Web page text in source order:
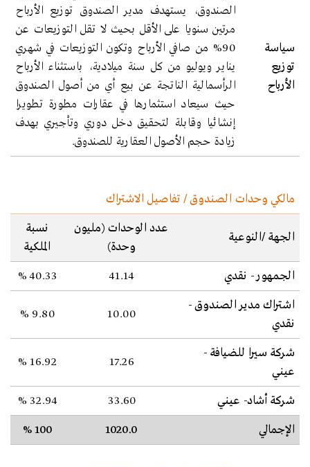
سياسة
توزيع
الأرباح
الصندوق، يستهدف مدير الصندوق توزيع الأرباح
مرتين سنويا على الأقل بحيث لا تقل التوزيعات عن
90% من صافي الأرباح وتكون التوزيعات في شهري
يناير ويوليو من كل سنة ميلادية، باستثناء الأرباح
الرأسمالية الناتجة عن بيع أي من أصول الصندوق
حيث سيعاد استثمارها في عقارات مطورة تطويرا
إنشائيا وقابلة لتحقيق دخل دوري وتأجيري بهدف
زيادة حجم الأصول العقارية للصندوق.
مالكي وحدات الصندوق / تفاصيل الاشتراك
الجهة /النوعية
عدد الوحدات (مليون
وحدة)
نسبة
الملكية
الجمهور - نقدي
41.14
40.33 %
اشتراك مدير الصندوق -
نقدي
10.00
9.80 %
شركة سيرا للضيافة -
عيني
17.26
16.92 %
شركة أشاد- عيني 33.60
32.94 %
الإجمالي
1020.0
100 %